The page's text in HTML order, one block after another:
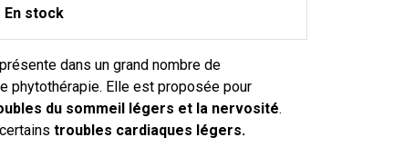
En stock
dans un grand nombre de
phytothérapie. Elle est proposée pour
du sommeil légers et la nervosité.
troubles cardiaques légers.